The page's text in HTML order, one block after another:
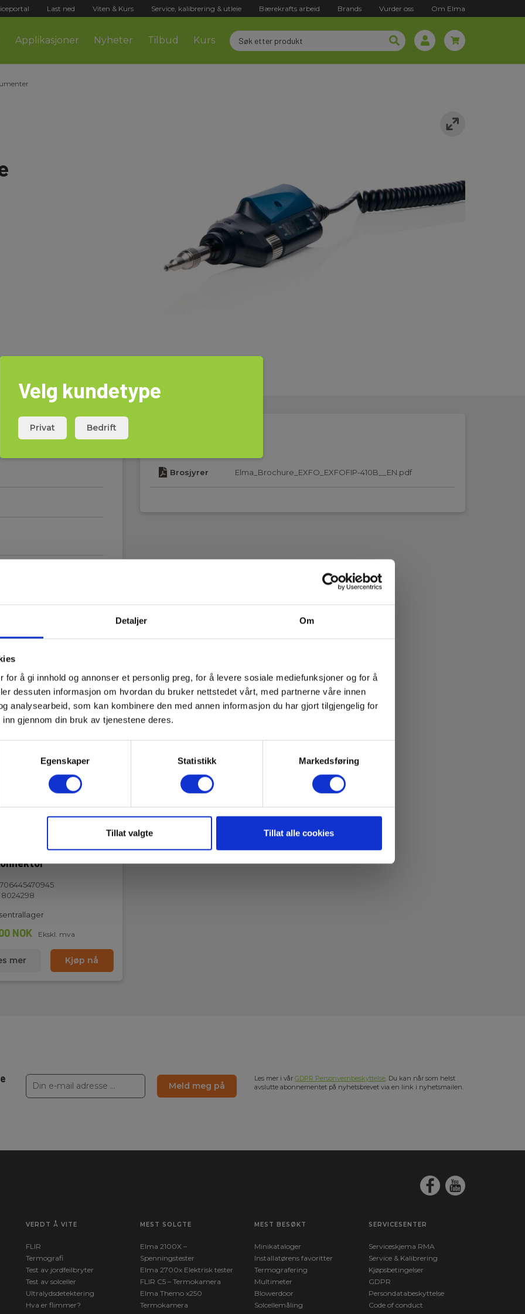
Detaljer Om
for å gi innhold og annonser et personlig preg, for å levere sosiale mediefunksjoner og for å
dessuten informasjon om hvordan du bruker nettstedet vårt, med partnerne våre innen
analysearbeid, som kan kombinere den med annen informasjon du har gjort tilgjengelig for
gjennom din bruk av tjenestene deres.
Egenskaper Statistikk Markedsføring
Tillat valgte Tillat alle cookies
Last ned Viten & Kurs Service, kalibrering & utleie Bærekrafts arbeid Brands Vurder oss Om Elma
Applikasjoner Nyheter Tilbud Kurs
Brosjyrer Elma_Brochure_EXFO_EXFOFIP-410B__EN.pdf
rensepenn for LC og
8024298
NOK Ekskl. mva
mer Kjøp nå
Meld meg på
Les mer i vår GDPR Personvernbeskyttelse. Du kan når som helst
avslutte abonnementet på nyhetsbrevet via en link i nyhetsmailen.
VERDT Å VITE
FLIR
Termografi
Test av jordfeilbryter
Test av solceller
Ultralydsdetektering
Hva er flimmer?
MEST SOLGTE
Elma 2100X –
Spenningstester
Elma 2700x Elektrisk tester
FLIR C5 – Termokamera
Elma Themo x250
Termokamera
MEST BESØKT
Minikataloger
Installatørens favoritter
Termografering
Multimeter
Blowerdoor
Solcellemåling
SERVICESENTER
Serviceskjema RMA
Service & Kalibrering
Kjøpsbetingelser
GDPR
Persondatabeskyttelse
Code of conduct
Velg kundetype
Privat Bedrift